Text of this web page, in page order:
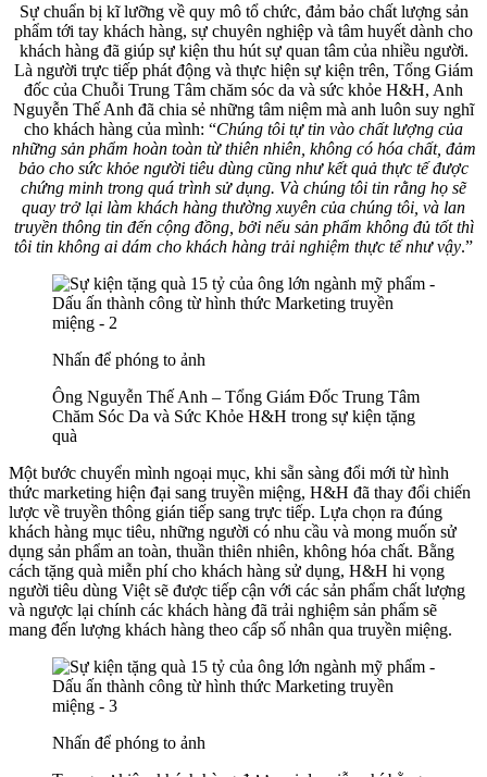
Sự chuẩn bị kĩ lưỡng về quy mô tổ chức, đảm bảo chất lượng sản
phẩm tới tay khách hàng, sự chuyên nghiệp và tâm huyết dành cho
khách hàng đã giúp sự kiện thu hút sự quan tâm của nhiều người.
Là người trực tiếp phát động và thực hiện sự kiện trên, Tổng Giám
đốc của Chuỗi Trung Tâm chăm sóc da và sức khỏe H&H, Anh
Nguyễn Thế Anh đã chia sẻ những tâm niệm mà anh luôn suy nghĩ
cho khách hàng của mình: “Chúng tôi tự tin vào chất lượng của
những sản phẩm hoàn toàn từ thiên nhiên, không có hóa chất, đảm
bảo cho sức khỏe người tiêu dùng cũng như kết quả thực tế được
chứng minh trong quá trình sử dụng. Và chúng tôi tin rằng họ sẽ
quay trở lại làm khách hàng thường xuyên của chúng tôi, và lan
truyền thông tin đến cộng đồng, bởi nếu sản phẩm không đủ tốt thì
tôi tin không ai dám cho khách hàng trải nghiệm thực tế như vậy.”
Nhấn để phóng to ảnh
Ông Nguyễn Thế Anh – Tổng Giám Đốc Trung Tâm
Chăm Sóc Da và Sức Khỏe H&H trong sự kiện tặng
quà
Một bước chuyển mình ngoại mục, khi sẵn sàng đổi mới từ hình
thức marketing hiện đại sang truyền miệng, H&H đã thay đổi chiến
lược về truyền thông gián tiếp sang trực tiếp. Lựa chọn ra đúng
khách hàng mục tiêu, những người có nhu cầu và mong muốn sử
dụng sản phẩm an toàn, thuần thiên nhiên, không hóa chất. Bằng
cách tặng quà miễn phí cho khách hàng sử dụng, H&H hi vọng
người tiêu dùng Việt sẽ được tiếp cận với các sản phẩm chất lượng
và ngược lại chính các khách hàng đã trải nghiệm sản phẩm sẽ
mang đến lượng khách hàng theo cấp số nhân qua truyền miệng.
Nhấn để phóng to ảnh